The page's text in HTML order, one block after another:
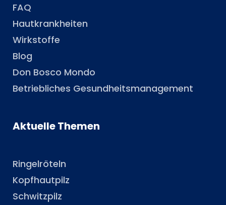
FAQ
Hautkrankheiten
Wirkstoffe
Blog
Don Bosco Mondo
Betriebliches Gesundheitsmanagement
Aktuelle Themen
Ringelröteln
Kopfhautpilz
Schwitzpilz